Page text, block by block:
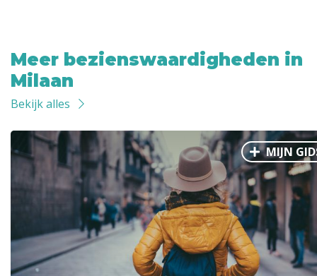
Meer bezienswaardigheden in
Milaan
Bekijk alles
MIJN